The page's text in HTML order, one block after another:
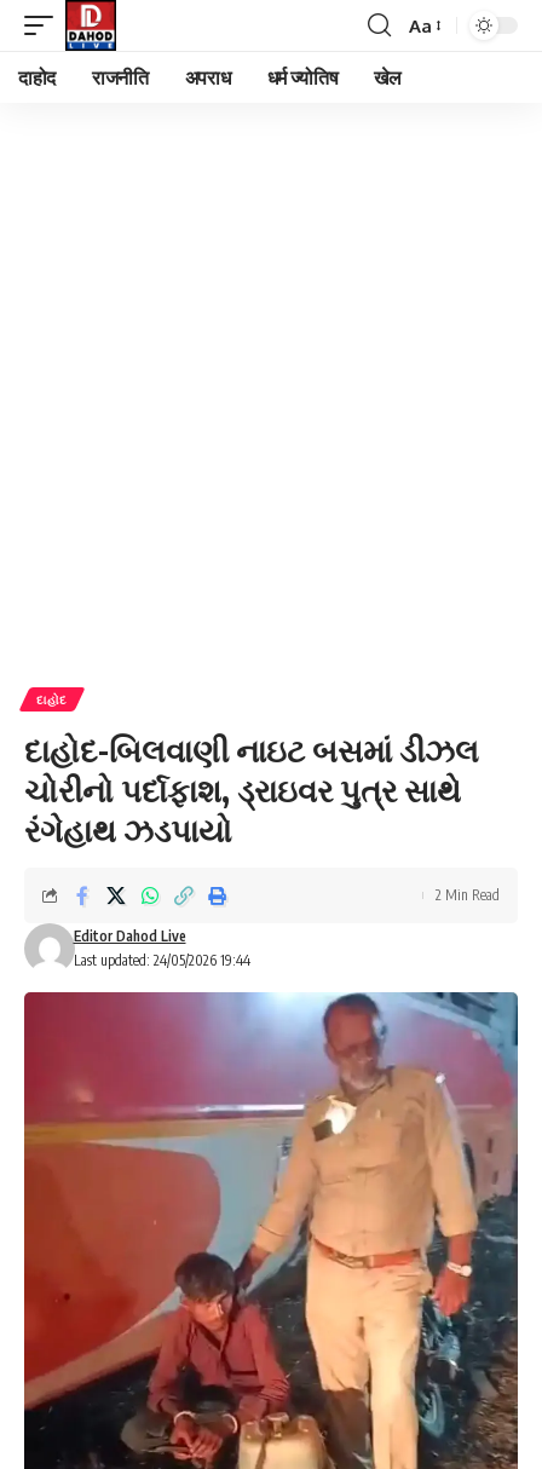
Font
Aa
दाहोद राजनीति अपराध धर्म ज्योतिष खेल
દાહોદ
દાહોદ-બિલવાણી નાઇટ બસમાં ડીઝલ
ચોરીનો પર્દાફાશ, ડ્રાઇવર પુત્ર સાથે
રંગેહાથ ઝડપાયો
Last updated: 24/05/2026 19:44
Editor Dahod Live
2 Min Read